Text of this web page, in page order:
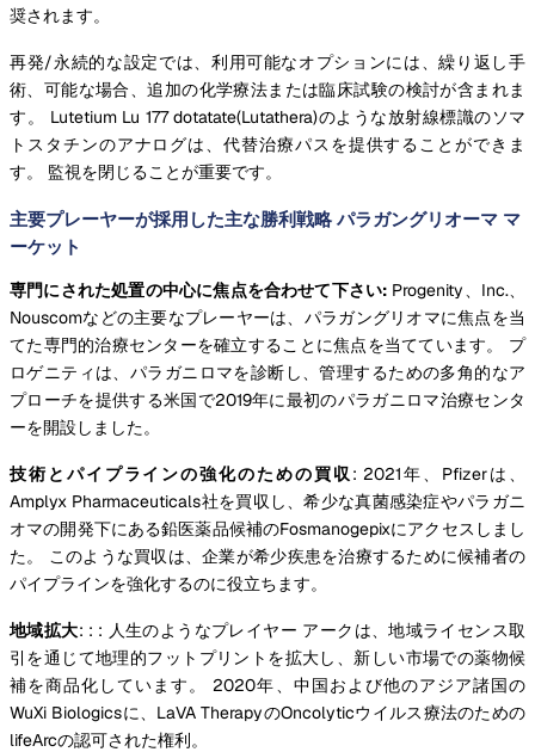
奨されます。
再発/永続的な設定では、利用可能なオプションには、繰り返し手
術、可能な場合、追加の化学療法または臨床試験の検討が含まれま
す。 Lutetium Lu 177 dotatate(Lutathera)のような放射線標識のソマ
トスタチンのアナログは、代替治療パスを提供することができま
す。 監視を閉じることが重要です。
主要プレーヤーが採用した主な勝利戦略 パラガングリオーマ マ
ーケット
専門にされた処置の中心に焦点を合わせて下さい: Progenity、Inc.、
Nouscomなどの主要なプレーヤーは、パラガングリオマに焦点を当
てた専門的治療センターを確立することに焦点を当てています。 プ
ロゲニティは、パラガニロマを診断し、管理するための多角的なア
プローチを提供する米国で2019年に最初のパラガニロマ治療センタ
ーを開設しました。
技術とパイプラインの強化のための買収 : 2021年、Pfizerは、
Amplyx Pharmaceuticals社を買収し、希少な真菌感染症やパラガニ
オマの開発下にある鉛医薬品候補のFosmanogepixにアクセスしまし
た。 このような買収は、企業が希少疾患を治療するために候補者の
パイプラインを強化するのに役立ちます。
地域拡大: : : 人生のようなプレイヤー アークは、地域ライセンス取
引を通じて地理的フットプリントを拡大し、新しい市場での薬物候
補を商品化しています。 2020年、中国および他のアジア諸国の
WuXi Biologicsに、LaVA TherapyのOncolyticウイルス療法のための
lifeArcの認可された権利。